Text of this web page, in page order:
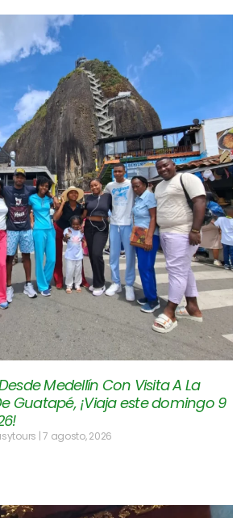
Medellín Con Visita A La
Guatapé, ¡Viaja este domingo 9
7 agosto, 2026